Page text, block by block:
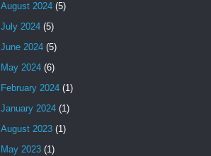
August 2024 (5)
July 2024 (5)
June 2024 (5)
May 2024 (6)
February 2024 (1)
January 2024 (1)
August 2023 (1)
May 2023 (1)